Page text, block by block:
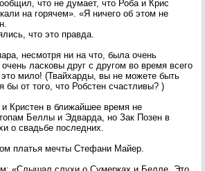
что не думает, что Роба и Крис
на горячем». «Я ничего об этом не
что это правда.
несмотря ни на что, была очень
ласковы друг с другом во время всего
мило! (Твайхарды, вы не можете быть
бы от того, что Робстен счастливы? )
Кристен в ближайшее время не
Беллы и Эдварда, но Зак Позен в
о свадьбе последних.
платья мечты Стефани Майер.